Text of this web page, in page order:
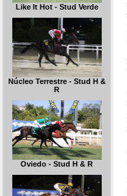
Like It Hot - Stud Verde
Núcleo Terrestre - Stud H &
R
Oviedo - Stud H & R